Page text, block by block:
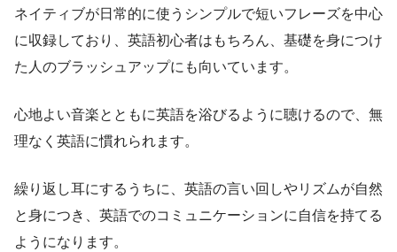
ネイティブが日常的に使うシンプルで短いフレーズを中心
に収録しており、英語初心者はもちろん、基礎を身につけ
た人のブラッシュアップにも向いています。
心地よい音楽とともに英語を浴びるように聴けるので、無
理なく英語に慣れられます。
繰り返し耳にするうちに、英語の言い回しやリズムが自然
と身につき、英語でのコミュニケーションに自信を持てる
ようになります。